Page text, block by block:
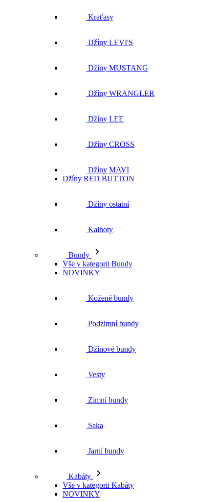
Kraťasy
Džíny LEVI'S
Džíny MUSTANG
Džíny WRANGLER
Džíny LEE
Džíny CROSS
Džíny MAVI
Džíny RED BUTTON
Džíny ostatní
Kalhoty
Bundy
Vše v kategorii Bundy
NOVINKY
Kožené bundy
Podzimní bundy
Džínové bundy
Vesty
Zimní bundy
Saka
Jarní bundy
Kabáty
Vše v kategorii Kabáty
NOVINKY